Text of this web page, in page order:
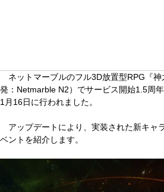
ネットマーブルのフル3D放置型RPG『神
発：Netmarble N2）でサービス開始1.5周
1月16日に行われました。
アップデートにより、実装された新キャ
ベントを紹介します。